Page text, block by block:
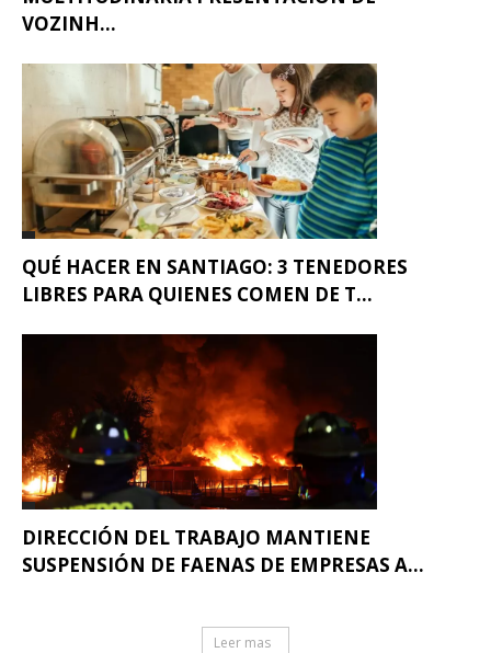
VOZINH...
QUÉ HACER EN SANTIAGO: 3 TENEDORES
LIBRES PARA QUIENES COMEN DE T...
DIRECCIÓN DEL TRABAJO MANTIENE
SUSPENSIÓN DE FAENAS DE EMPRESAS A...
Leer mas